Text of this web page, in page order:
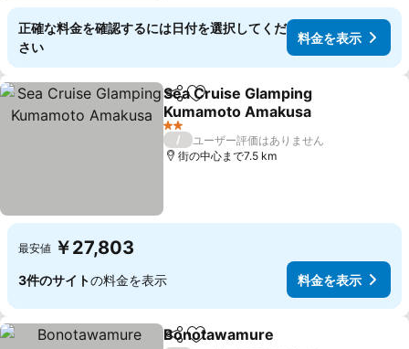
正確な料金を確認するには日付を選択してくだ
さい
料金を表示
シェアお気に入りに追加
Sea Cruise Glamping
Kumamoto Amakusa
2 ホテルのランク
/
ユーザー評価はありません
街の中心まで7.5 km
最安値 ￥27,803
3件のサイトの料金を表示 料金を表示
シェアお気に入りに追加
Bonotawamure